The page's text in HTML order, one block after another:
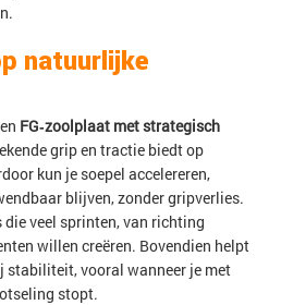
natuurlijke
FG‑zoolplaat met strategisch
grip en tractie biedt op
kun je soepel accelereren,
blijven, zonder gripverlies.
veel sprinten, van richting
willen creëren. Bovendien helpt
stabiliteit, vooral wanneer je met
stopt.